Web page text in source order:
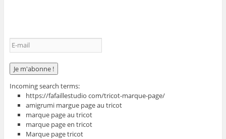
Incoming search terms:
https://fafaillestudio com/tricot-marque-page/
amigrumi margue page au tricot
marque page au tricot
marque page en tricot
Marque page tricot